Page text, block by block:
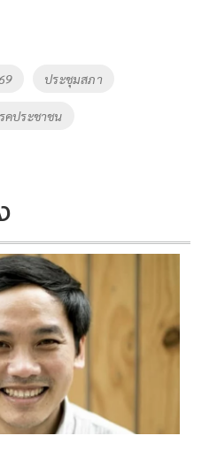
ประชุมสภา
คประชาชน